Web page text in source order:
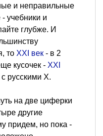
и неправильные
учебники и
глубже. И
то XXI век - в 2
кусочек - ХХI
русскими Х.
на две циферки
другие
придем, но пока -